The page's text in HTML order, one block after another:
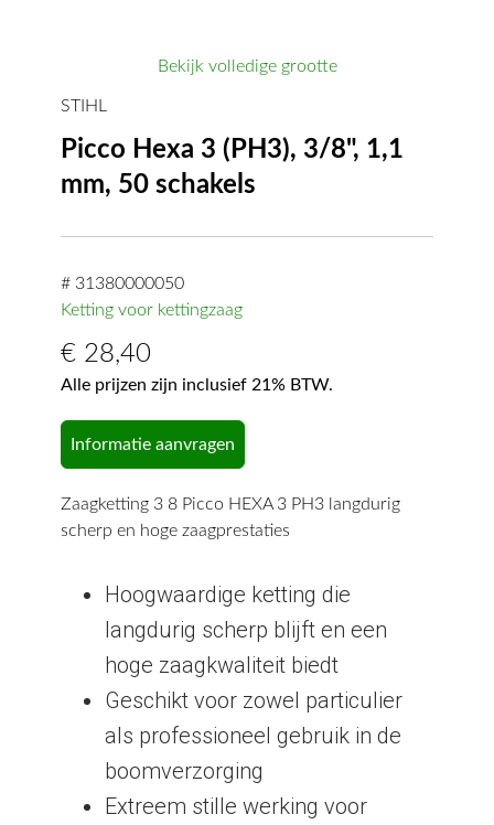
Bekijk volledige grootte
STIHL
Picco Hexa 3 (PH3), 3/8", 1,1
mm, 50 schakels
# 31380000050
Ketting voor kettingzaag
€ 28,40
Alle prijzen zijn inclusief 21% BTW.
Informatie aanvragen
Zaagketting 3 8 Picco HEXA 3 PH3 langdurig
scherp en hoge zaagprestaties
Hoogwaardige ketting die
langdurig scherp blijft en een
hoge zaagkwaliteit biedt
Geschikt voor zowel particulier
als professioneel gebruik in de
boomverzorging
Extreem stille werking voor